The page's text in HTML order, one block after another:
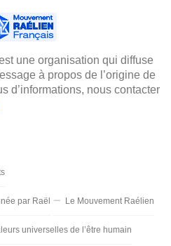
une organisation qui diffuse
à propos de l’origine de
d’informations, nous contacter
par Raël Le Mouvement Raélien
universelles de l’être humain